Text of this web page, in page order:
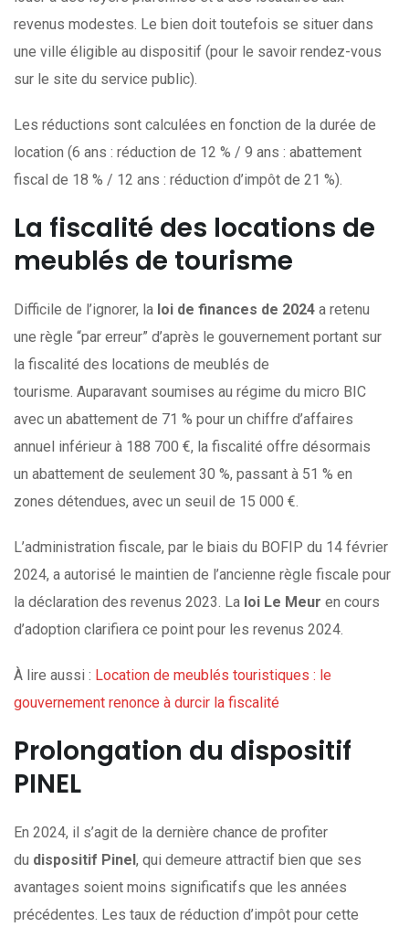
revenus modestes. Le bien doit toutefois se situer dans
une ville éligible au dispositif (pour le savoir rendez-vous
sur le site du service public).
Les réductions sont calculées en fonction de la durée de
location (6 ans : réduction de 12 % / 9 ans : abattement
fiscal de 18 % / 12 ans : réduction d’impôt de 21 %).
La fiscalité des locations de
meublés de tourisme
Difficile de l’ignorer, la loi de finances de 2024 a retenu
une règle “par erreur” d’après le gouvernement portant sur
la fiscalité des locations de meublés de
tourisme. Auparavant soumises au régime du micro BIC
avec un abattement de 71 % pour un chiffre d’affaires
annuel inférieur à 188 700 €, la fiscalité offre désormais
un abattement de seulement 30 %, passant à 51 % en
zones détendues, avec un seuil de 15 000 €.
L’administration fiscale, par le biais du BOFIP du 14 février
2024, a autorisé le maintien de l’ancienne règle fiscale pour
la déclaration des revenus 2023. La loi Le Meur en cours
d’adoption clarifiera ce point pour les revenus 2024.
À lire aussi : Location de meublés touristiques : le
gouvernement renonce à durcir la fiscalité
Prolongation du dispositif
PINEL
En 2024, il s’agit de la dernière chance de profiter
du dispositif Pinel, qui demeure attractif bien que ses
avantages soient moins significatifs que les années
précédentes. Les taux de réduction d’impôt pour cette